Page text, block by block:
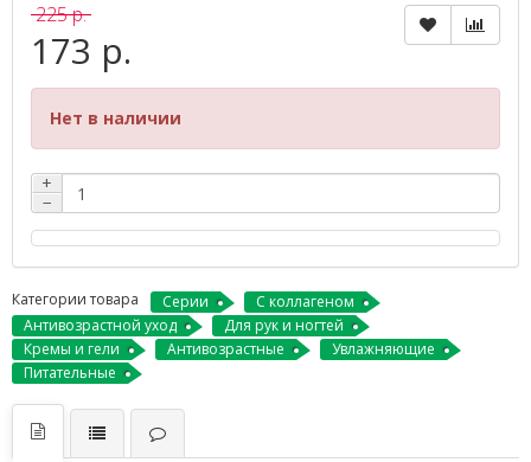
225 р.
173 р.
Нет в наличии
+
−
Категории товара Серии
С коллагеном
Антивозрастной уход
Для рук и ногтей
Кремы и гели
Антивозрастные
Увлажняющие
Питательные